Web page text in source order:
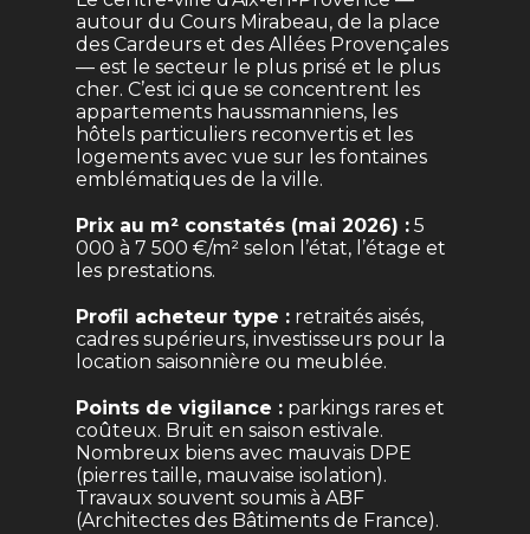
autour du Cours Mirabeau, de la place
des Cardeurs et des Allées Provençales
— est le secteur le plus prisé et le plus
cher. C’est ici que se concentrent les
appartements haussmanniens, les
hôtels particuliers reconvertis et les
logements avec vue sur les fontaines
emblématiques de la ville.
Prix au m² constatés (mai 2026) : 5
000 à 7 500 €/m² selon l’état, l’étage et
les prestations.
Profil acheteur type : retraités aisés,
cadres supérieurs, investisseurs pour la
location saisonnière ou meublée.
Points de vigilance : parkings rares et
coûteux. Bruit en saison estivale.
Nombreux biens avec mauvais DPE
(pierres taille, mauvaise isolation).
Travaux souvent soumis à ABF
(Architectes des Bâtiments de France).